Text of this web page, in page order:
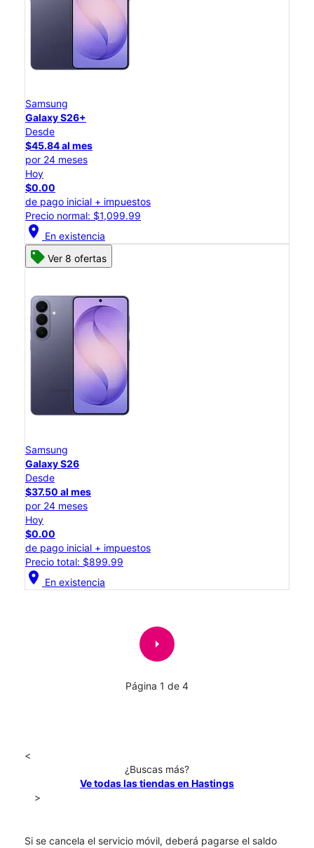
Samsung
Galaxy S26+
Desde
$45.84 al mes
por 24 meses
Hoy
$0.00
de pago inicial + impuestos
Precio normal: $1,099.99
location_on En existencia
Ver 8 ofertas
Samsung
Galaxy S26
Desde
$37.50 al mes
por 24 meses
Hoy
$0.00
de pago inicial + impuestos
Precio total: $899.99
location_on En existencia
arrow_right
Página 1 de 4
<
¿Buscas más?
Ve todas las tiendas en Hastings
>
Si se cancela el servicio móvil, deberá pagarse el saldo